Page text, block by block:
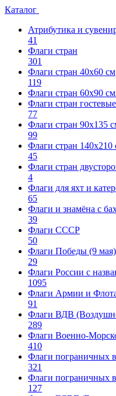
Каталог
Атрибутика и
41
Флаги стран
301
Флаги стран 40х60 см
119
Флаги стран 60x90
Флаги стран гостевые
77
Флаги стран 90х135
99
Флаги стран 140х210
45
Флаги стран
4
Флаги для яхт и
65
Флаги и знамёна с
39
Флаги СССР
50
Флаги Победы (9 мая)
29
Флаги России с
1095
Флаги Армии и
91
Флаги ВДВ
289
Флаги Военно-
410
Флаги пограничных
321
Флаги пограничных
127